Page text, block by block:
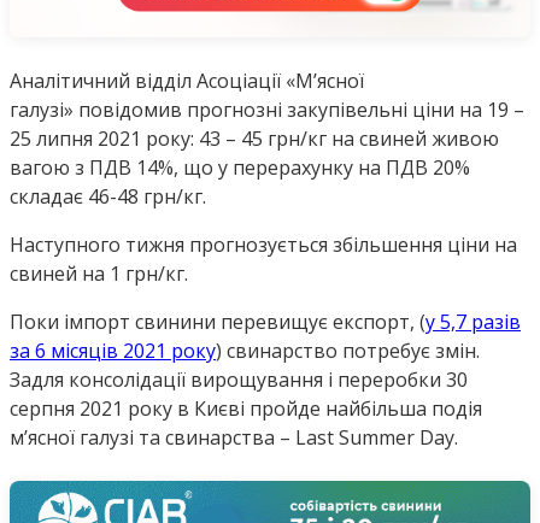
Аналітичний відділ Асоціації «М’ясної
галузі» повідомив прогнозні закупівельні ціни на 19 –
25 липня 2021 року: 43 – 45 грн/кг на свиней живою
вагою з ПДВ 14%, що у перерахунку на ПДВ 20%
складає 46-48 грн/кг.
Наступного тижня прогнозується збільшення ціни на
свиней на 1 грн/кг.
Поки імпорт свинини перевищує експорт, (у 5,7 разів
за 6 місяців 2021 року) свинарство потребує змін.
Задля консолідації вирощування і переробки 30
серпня 2021 року в Києві пройде найбільша подія
м’ясної галузі та свинарства – Last Summer Day.